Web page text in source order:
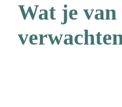
Wat je